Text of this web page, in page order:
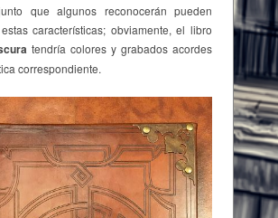
que algunos reconocerán pueden
características; obviamente, el libro
tendría colores y grabados acordes
correspondiente.